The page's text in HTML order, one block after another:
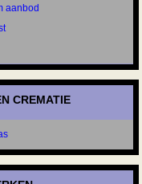
aanbod
CREMATIE